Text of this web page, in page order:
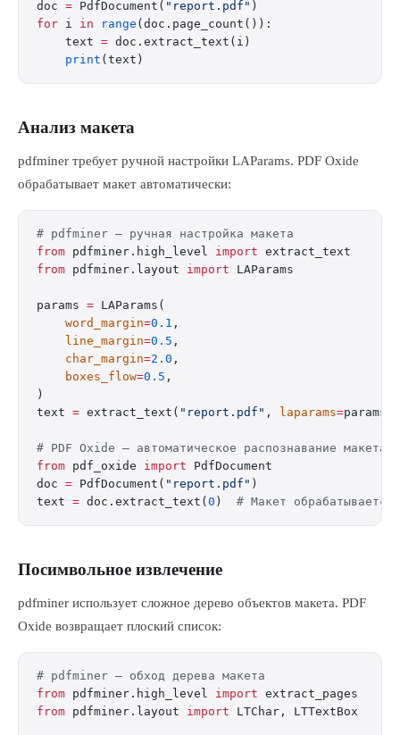
doc = PdfDocument( "report.pdf" )
for i in range (doc.page_count()):
    text
= doc.extract_text(i)
    print
(text)
Анализ макета
pdfminer требует ручной настройки LAParams. PDF Oxide
обрабатывает макет автоматически:
# pdfminer — ручная настройка макета
from pdfminer.high_level import extract_text
from pdfminer.layout import LAParams
params = LAParams(
    word_margin
=0.1 ,
    line_margin
=0.5 ,
    char_margin
=2.0 ,
    boxes_flow
=0.5 ,
)
text = extract_text( "report.pdf" , laparams=params)
# PDF Oxide — автоматическое распознавание макета
from pdf_oxide import PdfDocument
doc = PdfDocument( "report.pdf" )
text = doc.extract_text( 0 ) # Макет обрабатывается
Посимвольное извлечение
pdfminer использует сложное дерево объектов макета. PDF
Oxide возвращает плоский список:
# pdfminer — обход дерева макета
from pdfminer.high_level import extract_pages
from pdfminer.layout import LTChar, LTTextBox